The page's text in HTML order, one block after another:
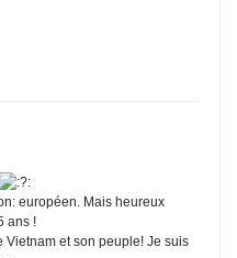
:
européen. Mais heureux
ans !
et son peuple! Je suis